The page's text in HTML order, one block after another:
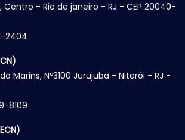
Centro - Rio de janeiro - RJ - CEP 20040-
2404
Marins, Nº3100 Jurujuba - Niterói - RJ -
8109